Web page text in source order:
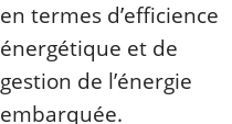
en termes d’efficience
énergétique et de
gestion de l’énergie
embarquée.